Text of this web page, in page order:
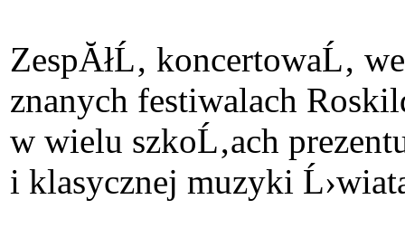
ZespĂłĹ‚ koncertowaĹ‚
znanych festiwalach
w wielu szkoĹ‚ach
i klasycznej muzyki